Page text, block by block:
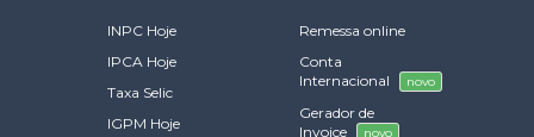
INPC Hoje
IPCA Hoje
Taxa Selic
IGPM Hoje
Remessa online
Conta
Internacional
novo
Gerador de
Invoice
novo